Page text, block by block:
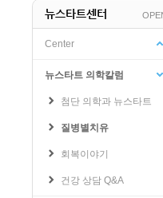
뉴스타트센터
Center
뉴스타트 의학칼럼
첨단 의학과 뉴스타트
질병별치유
회복이야기
건강 상담 Q&A